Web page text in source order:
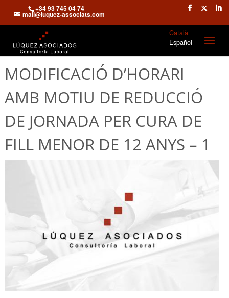
+34 93 745 04 74
mail@luquez-associats.com
Català
Español
MODIFICACIÓ D’HORARI
AMB MOTIU DE REDUCCIÓ
DE JORNADA PER CURA DE
FILL MENOR DE 12 ANYS – 1